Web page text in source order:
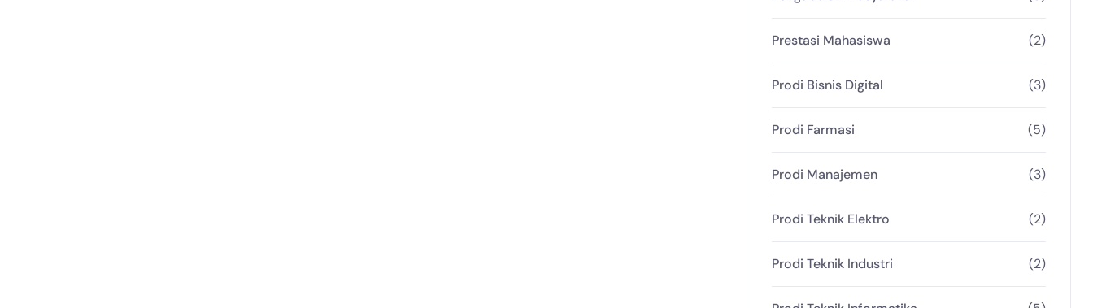
Prestasi Mahasiswa (2)
Prodi Bisnis Digital (3)
Prodi Farmasi (5)
Prodi Manajemen (3)
Prodi Teknik Elektro (2)
Prodi Teknik Industri (2)